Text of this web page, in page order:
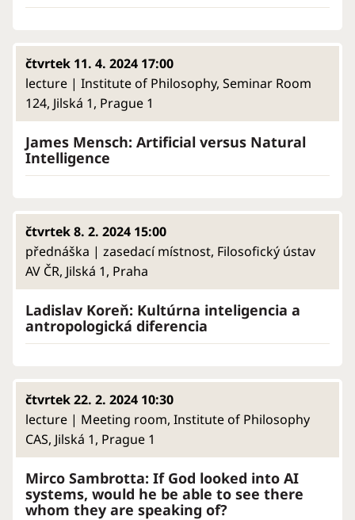
čtvrtek 11. 4. 2024 17:00
lecture | Institute of Philosophy, Seminar Room
124, Jilská 1, Prague 1
James Mensch: Artificial versus Natural
Intelligence
čtvrtek 8. 2. 2024 15:00
přednáška | zasedací místnost, Filosofický ústav
AV ČR, Jilská 1, Praha
Ladislav Koreň: Kultúrna inteligencia a
antropologická diferencia
čtvrtek 22. 2. 2024 10:30
lecture | Meeting room, Institute of Philosophy
CAS, Jilská 1, Prague 1
Mirco Sambrotta: If God looked into AI
systems, would he be able to see there
whom they are speaking of?